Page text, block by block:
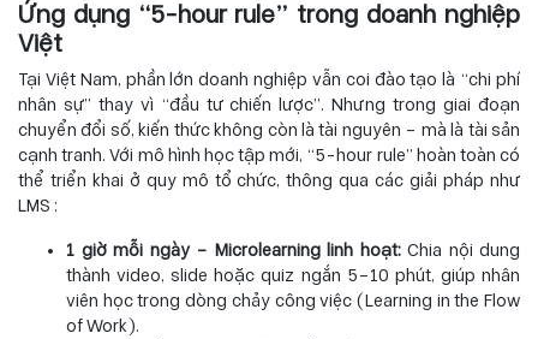
Ứng dụng “5-hour rule” trong doanh nghiệp
Việt
Tại Việt Nam, phần lớn doanh nghiệp vẫn coi đào tạo là “chi phí
nhân sự” thay vì “đầu tư chiến lược”. Nhưng trong giai đoạn
chuyển đổi số, kiến thức không còn là tài nguyên – mà là tài sản
cạnh tranh. Với mô hình học tập mới, “5-hour rule” hoàn toàn có
thể triển khai ở quy mô tổ chức, thông qua các giải pháp như
LMS :
1 giờ mỗi ngày – Microlearning linh hoạt: Chia nội dung
thành video, slide hoặc quiz ngắn 5–10 phút, giúp nhân
viên học trong dòng chảy công việc (Learning in the Flow
of Work).